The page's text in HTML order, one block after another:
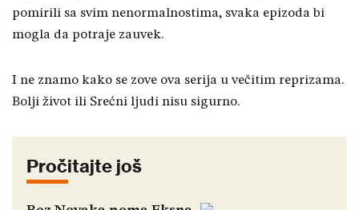
pomirili sa svim nenormalnostima, svaka epizoda bi
mogla da potraje zauvek.
I ne znamo kako se zove ova serija u večitim reprizama.
Bolji život ili Srećni ljudi nisu sigurno.
Pročitajte još